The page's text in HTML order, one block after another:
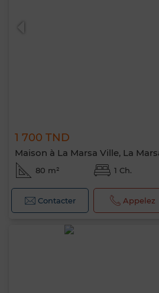
1 700 TND
Maison à La Marsa Ville, La
80 m² 1 Ch.
Contacter Appelez